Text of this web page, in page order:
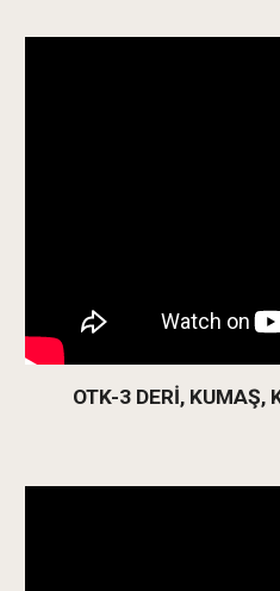
OTK-3 DERİ, KUMAŞ,